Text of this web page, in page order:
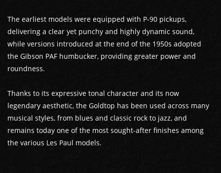
The earliest models were equipped with P-90 pickups,
delivering a clear yet punchy and highly dynamic sound,
while versions introduced at the end of the 1950s adopted
the Gibson PAF humbucker, providing greater power and
roundness.
Thanks to its expressive tonal character and its now
legendary aesthetic, the Goldtop has been used across many
musical styles, from blues and classic rock to jazz, and
remains today one of the most sought-after finishes among
the various Les Paul models.